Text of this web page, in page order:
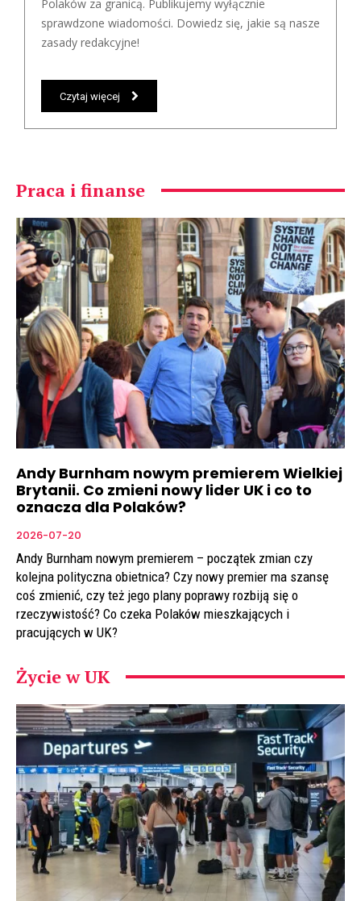
Polaków za granicą. Publikujemy wyłącznie
sprawdzone wiadomości. Dowiedz się, jakie są nasze
zasady redakcyjne!
Czytaj więcej
Praca i finanse
Andy Burnham nowym premierem Wielkiej
Brytanii. Co zmieni nowy lider UK i co to
oznacza dla Polaków?
2026-07-20
Andy Burnham nowym premierem – początek zmian czy
kolejna polityczna obietnica? Czy nowy premier ma szansę
coś zmienić, czy też jego plany poprawy rozbiją się o
rzeczywistość? Co czeka Polaków mieszkających i
pracujących w UK?
Życie w UK